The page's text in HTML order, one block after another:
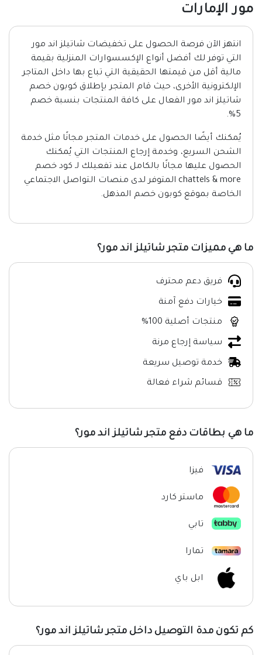
مور الإمارات
انتهز الآن فرصة الحصول على تخفيضات شاتيلز اند مور
التي توفر لك أفضل أنواع الإكسسوارات المنزلية بقيمة
مالية أقل من قيمتها الحقيقية التي تباع بها داخل المتاجر
الإلكترونية الأخرى، حيث قام المتجر بإطلاق كوبون خصم
شاتيلز اند مور الفعال على كافة المنتجات بنسبة خصم
5%.
يُمكنك أيضًا الحصول على خدمات المتجر مجانًا مثل خدمة
الشحن السريع، وخدمة إرجاع المنتجات التي يُمكنك
الحصول عليها مجانًا بالكامل عند تفعيلك لـ كود خصم
chattels & more المتوفر لدى منصات التواصل الاجتماعي
الخاصة بموقع كوبون خصم المذهل.
ما هي مميزات متجر شاتيلز اند مور؟
فريق دعم محترف
خيارات دفع آمنة
منتجات أصلية 100%
سياسة إرجاع مرنة
خدمة توصيل سريعة
قسائم شراء فعالة
ما هي بطاقات دفع متجر شاتيلز اند مور؟
فيزا
ماستر كارد
تابي
تمارا
ابل باي
كم تكون مدة التوصيل داخل متجر شاتيلز اند مور؟